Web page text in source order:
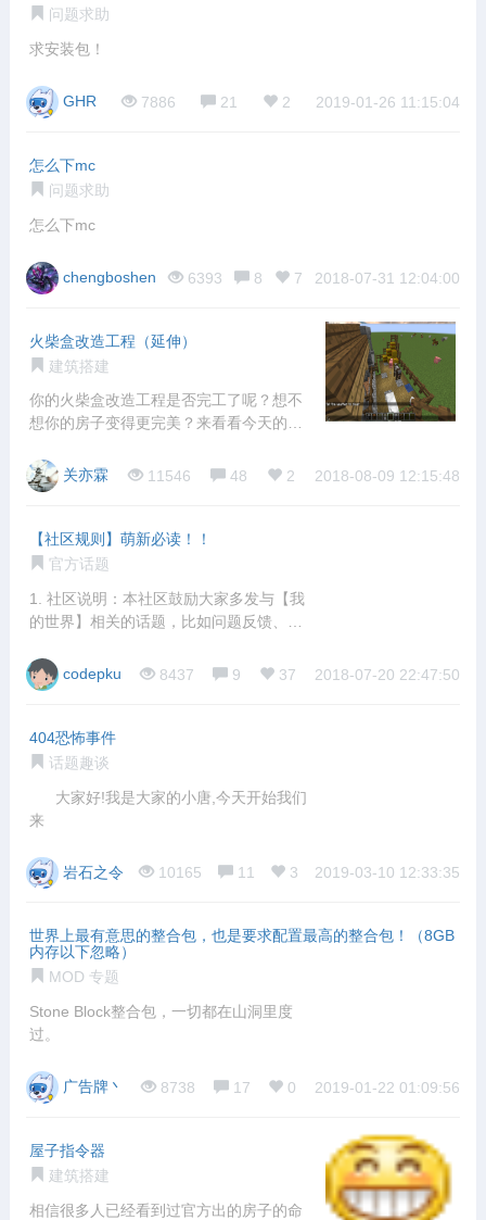
问题求助
求安装包！
GHR 7886 21 2 2019-01-26 11:15:04
怎么下mc
问题求助
怎么下mc
chengboshen 6393 8 7 2018-07-31 12:04:00
火柴盒改造工程（延伸）
建筑搭建
你的火柴盒改造工程是否完工了呢？想不
想你的房子变得更完美？来看看今天的延
关亦霖
11546 48 2 2018-08-09 12:15:48
【社区规则】萌新必读！！
官方话题
1. 社区说明：本社区鼓励大家多发与【我
的世界】相关的话题，比如问题反馈、心
codepku
8437 9 37 2018-07-20 22:47:50
404恐怖事件
话题趣谈
大家好!我是大家的小唐,今天开始我们
来
岩石之令 10165 11 3 2019-03-10 12:33:35
世界上最有意思的整合包，也是要求配置最高的整合包！（8GB
内存以下忽略）
MOD 专题
Stone Block整合包，一切都在山洞里度
过。
广告牌丶 8738 17 0 2019-01-22 01:09:56
屋子指令器
建筑搭建
相信很多人已经看到过官方出的房子的命